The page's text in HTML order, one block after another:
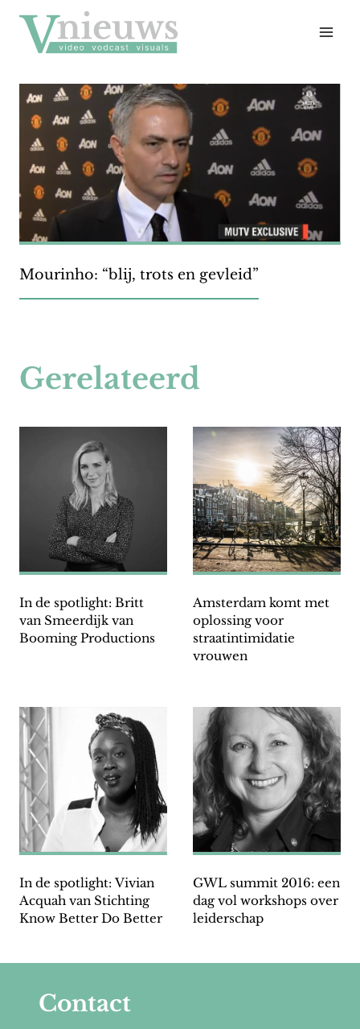
naar
inhoud
Mourinho: “blij, trots en gevleid”
Gerelateerd
In de spotlight: Britt
van Smeerdijk van
Booming Productions
Amsterdam komt met
oplossing voor
straatintimidatie
vrouwen
In de spotlight: Vivian
Acquah van Stichting
Know Better Do Better
GWL summit 2016: een
dag vol workshops over
leiderschap
Contact